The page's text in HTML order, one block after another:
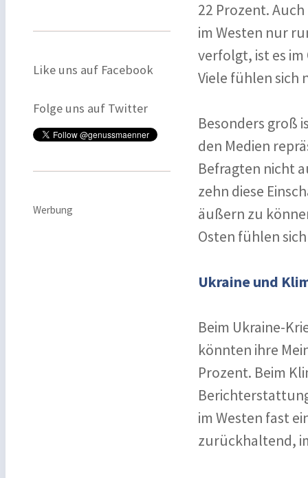
Like uns auf Facebook
Folge uns auf Twitter
Werbung
22 Prozent.
im Westen nur
verfolgt, ist es
Viele fühlen sich
Besonders groß
den Medien
Befragten nicht
zehn diese
äußern zu
Osten fühlen
Ukraine und
Beim Ukraine-
könnten ihre
Prozent. Beim
im Westen fast
zurückhaltend,